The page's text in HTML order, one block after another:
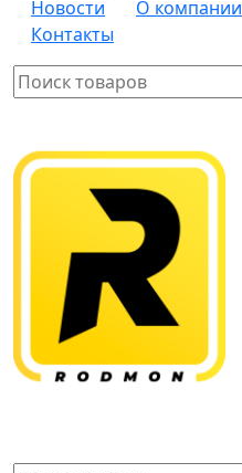
Новости
О компании
Контакты